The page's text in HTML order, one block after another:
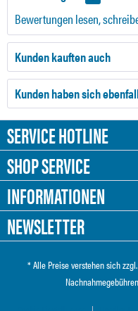
Bewertungen lesen,
Kunden kauften auch
Kunden haben sich
SERVICE HOTLINE
SHOP SERVICE
INFORMATIONEN
NEWSLETTER
* Alle Preise verstehen sich